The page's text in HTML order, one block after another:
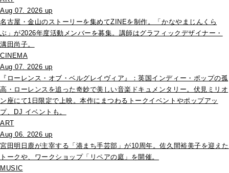
Aug 07. 2026 up
名古屋・金山のストーリーを集めてZINEを制作。「かなやまじんくら
ぶ」が2026年度活動メンバーを募集。講師はグラフィックデザイナー・
溝田尚子。
CINEMA
Aug 07. 2026 up
『ローレンス・オブ・ベルグレイヴィア』：英国インディー・ポップの孤
高・ローレンスを追った奇妙で美しい音楽ドキュメンタリー。伏見ミリオ
ン座にて1日限定で上映。本作にまつわるトークイベントやポップアッ
プ、DJ イベントも。
ART
Aug 06. 2026 up
宮田明日鹿が主宰する「港まち手芸部」が10周年。佐久間裕美子を迎えた
トークや、ワークショップ「リペアの庭」を開催。
MUSIC